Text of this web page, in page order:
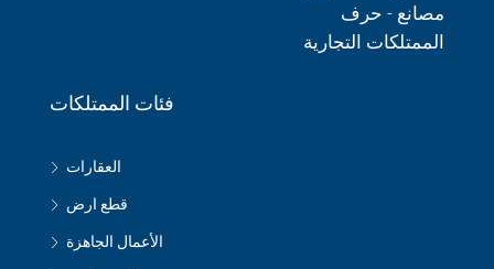
مصانع - حرف
الممتلكات التجارية
فئات الممتلكات
العقارات
قطع ارض
الأعمال الجاهزة